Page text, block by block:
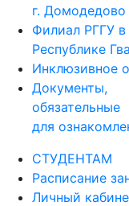
г. Домодедово
Филиал РГГУ в
Республике
Инклюзивное
Документы,
обязательные
для
СТУДЕНТАМ
Расписание
Личный